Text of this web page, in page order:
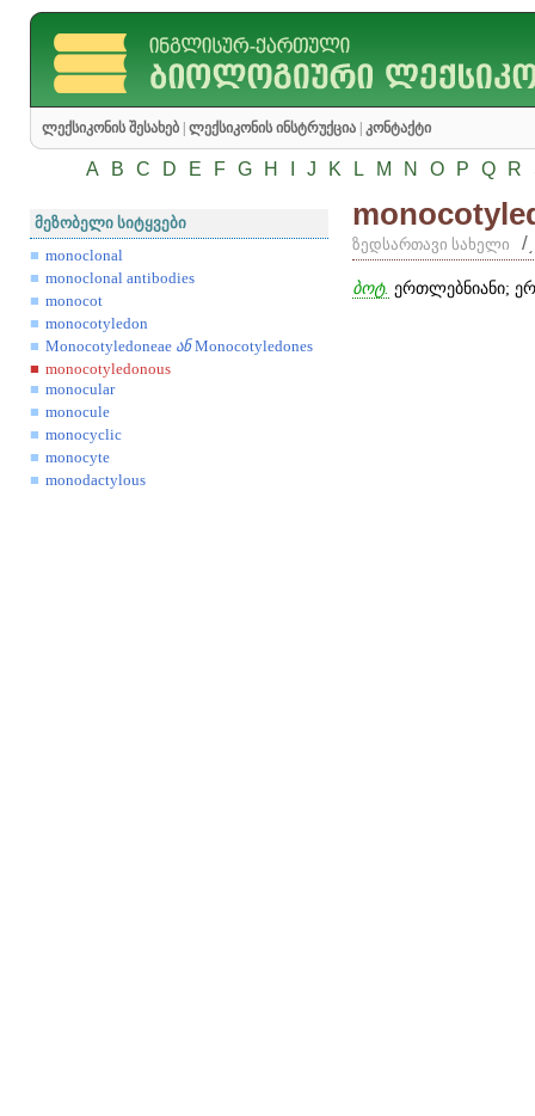
ლექსიკონის შესახებ ლექსიკონის ინსტრუქცია კონტაქტი
A B C D E F G H J K L M N O P Q R
მეზობელი სიტყვები
monoclonal
monoclonal antibodies
monocot
monocotyledon
Monocotyledoneae ან Monocotyledones
monocotyledonous
monocular
monocule
monocyclic
monocyte
monodactylous
ზედსართავი სახელი /
ბოტ. ერთლებნიანი;